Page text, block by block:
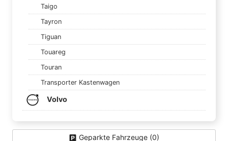
Taigo
Tayron
Tiguan
Touareg
Touran
Transporter Kastenwagen
Volvo
Geparkte Fahrzeuge (0)